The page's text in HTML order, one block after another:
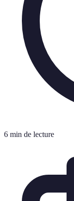
6 min de lecture